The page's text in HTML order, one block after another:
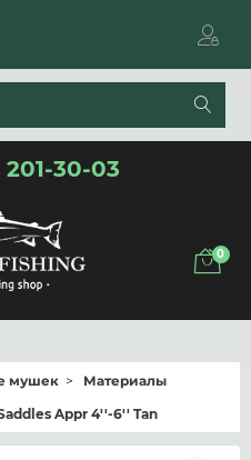
30-03
0
мушек
Материалы
Appr 4''-6'' Tan